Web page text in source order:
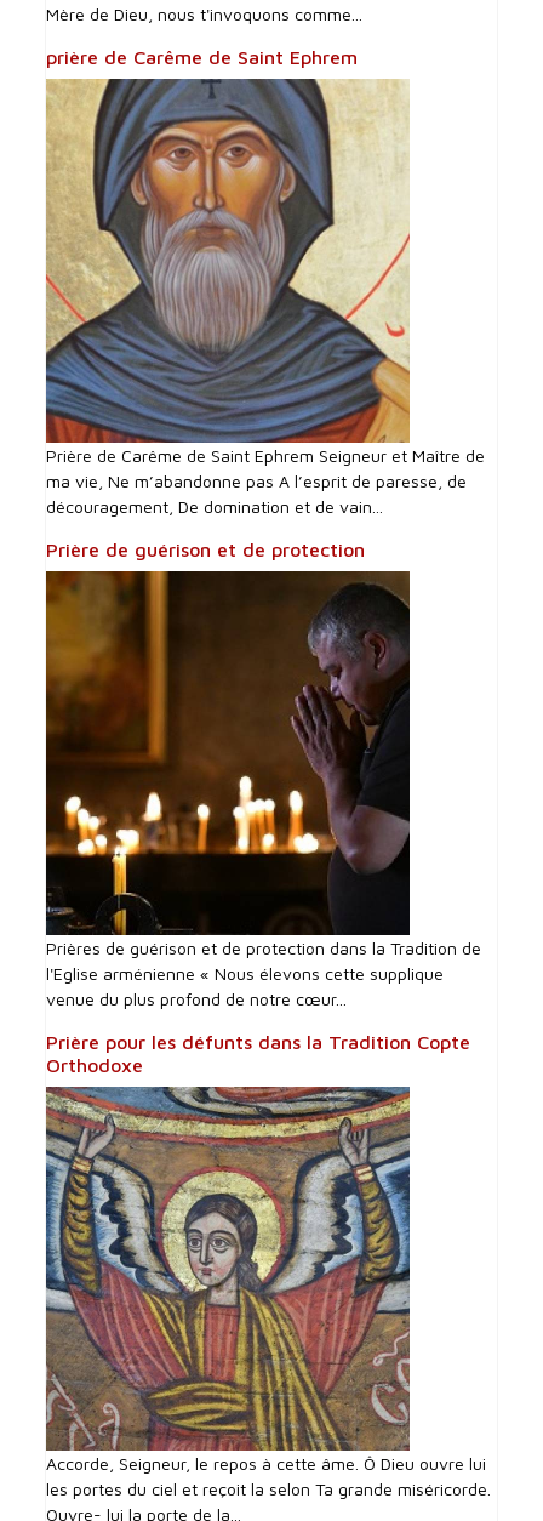
Mère de Dieu, nous t'invoquons comme...
prière de Carême de Saint Ephrem
Prière de Carême de Saint Ephrem Seigneur et Maître de
ma vie, Ne m’abandonne pas A l’esprit de paresse, de
découragement, De domination et de vain...
Prière de guérison et de protection
Prières de guérison et de protection dans la Tradition de
l'Eglise arménienne « Nous élevons cette supplique
venue du plus profond de notre cœur...
Prière pour les défunts dans la Tradition Copte
Orthodoxe
Accorde, Seigneur, le repos à cette âme. Ô Dieu ouvre lui
les portes du ciel et reçoit la selon Ta grande miséricorde.
Ouvre- lui la porte de la...